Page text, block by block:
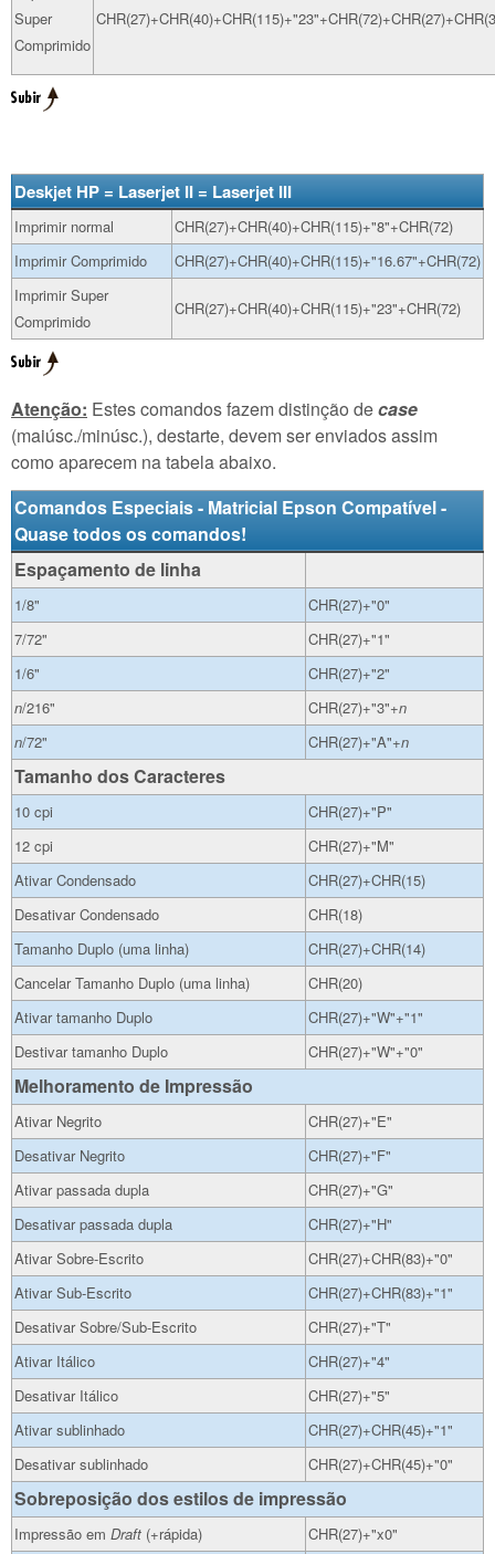
Super
Comprimido
Deskjet HP = Laserjet II = Laserjet III
Imprimir normal
CHR(27)+CHR(40)+CHR(115)+"8"+CHR(72)
Imprimir Comprimido
CHR(27)+CHR(40)+CHR(115)+"16.67"+CHR(72)
Imprimir Super
Comprimido
CHR(27)+CHR(40)+CHR(115)+"23"+CHR(72)
Atenção: Estes comandos fazem distinção decase
(maiúsc./minúsc.), destarte, devem ser enviados assim
como aparecem na tabela abaixo.
Comandos Especiais - Matricial Epson Compatível -
Quase todos os comandos!
Espaçamento de linha
1/8"
CHR(27)+"0"
7/72"
CHR(27)+"1"
1/6"
CHR(27)+"2"
n/216" CHR(27)+"3"+n
n/72" CHR(27)+"A"+n
Tamanho dos Caracteres
10 cpi
CHR(27)+"P"
12 cpi
CHR(27)+"M"
Ativar Condensado
CHR(27)+CHR(15)
Desativar Condensado
CHR(18)
Tamanho Duplo (uma linha)
CHR(27)+CHR(14)
Cancelar Tamanho Duplo (uma linha)
CHR(20)
Ativar tamanho Duplo
CHR(27)+"W"+"1"
Destivar tamanho Duplo
CHR(27)+"W"+"0"
Melhoramento de Impressão
Ativar Negrito
CHR(27)+"E"
Desativar Negrito
CHR(27)+"F"
Ativar passada dupla
CHR(27)+"G"
Desativar passada dupla
CHR(27)+"H"
Ativar Sobre-Escrito
CHR(27)+CHR(83)+"0"
Ativar Sub-Escrito
CHR(27)+CHR(83)+"1"
Desativar Sobre/Sub-Escrito
CHR(27)+"T"
Ativar Itálico
CHR(27)+"4"
Desativar Itálico
CHR(27)+"5"
Ativar sublinhado
CHR(27)+CHR(45)+"1"
Desativar sublinhado
CHR(27)+CHR(45)+"0"
Sobreposição dos estilos de impressão
Impressão em Draft (+rápida)
CHR(27)+"x0"